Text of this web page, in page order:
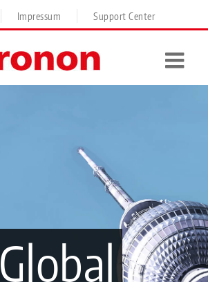
Impressum Support Center
Global